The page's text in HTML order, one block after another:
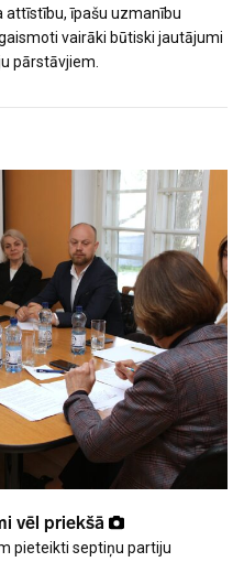
attīstību, īpašu uzmanību
vairāki būtiski jautājumi
pārstāvjiem.
vēl priekšā
pieteikti septiņu partiju